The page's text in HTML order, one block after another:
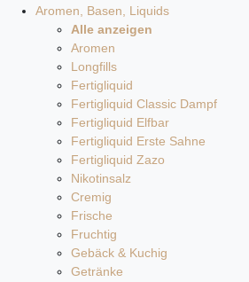
Aromen, Basen, Liquids
Alle anzeigen
Aromen
Longfills
Fertigliquid
Fertigliquid Classic Dampf
Fertigliquid Elfbar
Fertigliquid Erste Sahne
Fertigliquid Zazo
Nikotinsalz
Cremig
Frische
Fruchtig
Gebäck & Kuchig
Getränke